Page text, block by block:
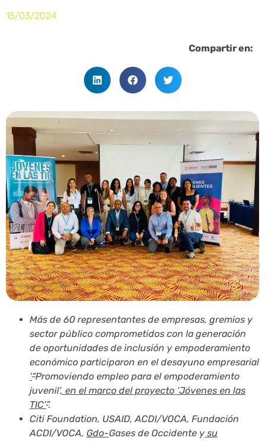
15/03/2024
Compartir en:
Más de 60 representantes de empresas, gremios y
sector público comprometidos con la generación
de oportunidades de inclusión y empoderamiento
económico participaron en el desayuno empresarial
‘“Promoviendo empleo para el empoderamiento
juvenil’, en el marco del proyecto ‘Jóvenes en las
TIC’”.
Citi Foundation, USAID, ACDI/VOCA, Fundación
ACDI/VOCA, Gdo-Gases de Occidente y su